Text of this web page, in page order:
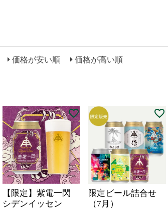
価格が安い順 価格が高い順
【限定】紫電一閃
シデンイッセン
限定ビール詰合せ
（7月）